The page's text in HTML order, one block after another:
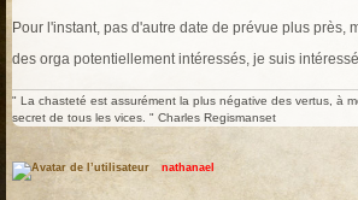
Pour l'instant, pas d'autre date de prévue plus près,
des orga potentiellement intéressés, je suis
" La chasteté est assurément la plus négative des vertus, à
secret de tous les vices. " Charles Regismanset
nathanael